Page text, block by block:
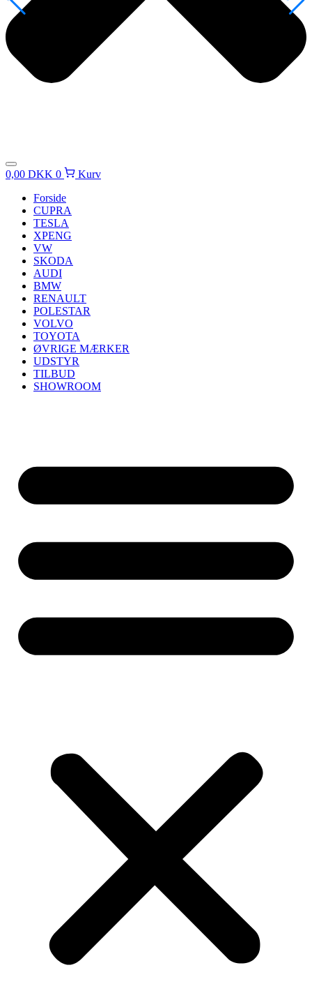
0,00 DKK 0
Kurv
Forside
CUPRA
TESLA
XPENG
VW
SKODA
AUDI
BMW
RENAULT
POLESTAR
VOLVO
TOYOTA
ØVRIGE MÆRKER
UDSTYR
TILBUD
SHOWROOM